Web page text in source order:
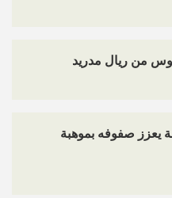
من ريال مدريد
يعزز صفوفه بموهبة